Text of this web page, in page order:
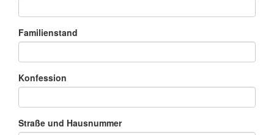
Familienstand
Konfession
Straße und Hausnummer